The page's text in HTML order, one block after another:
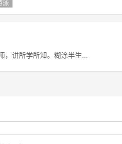
泳
，讲所学所知。糊涂半生，